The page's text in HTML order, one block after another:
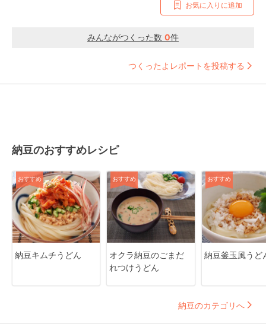
お気に入りに追加
みんながつくった数 0件
つくったよレポートを投稿する
納豆のおすすめレシピ
おすすめ
納豆キムチうどん
おすすめ
オクラ納豆のごまだ
れつけうどん
おすすめ
納豆釜玉風うど
納豆のカテゴリへ